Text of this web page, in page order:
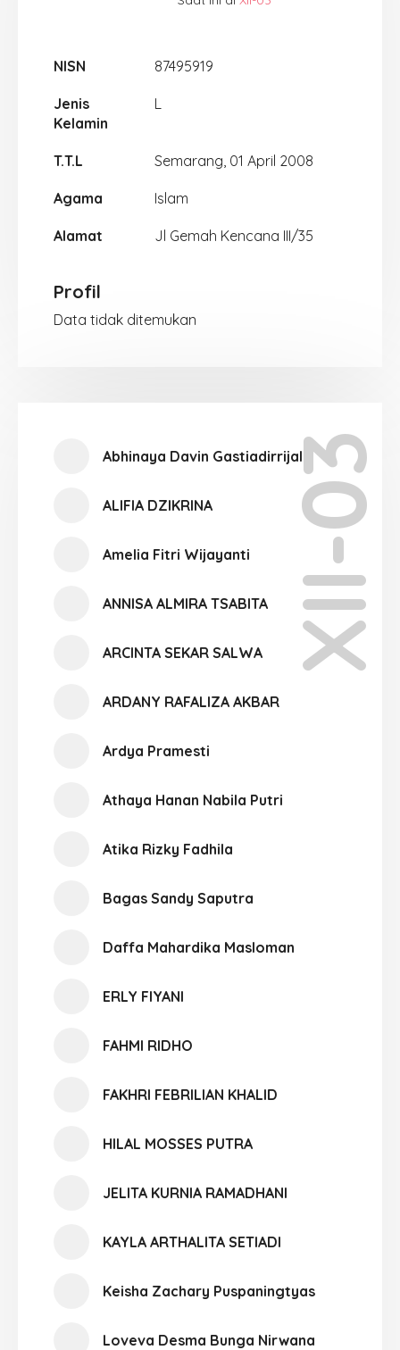
NISN 87495919
Jenis
Kelamin
L
T.T.L Semarang, 01 April 2008
Agama Islam
Alamat Jl Gemah Kencana III/35
Profil
Data tidak ditemukan
XII-03
Abhinaya Davin Gastiadirrijal
ALIFIA DZIKRINA
Amelia Fitri Wijayanti
ANNISA ALMIRA TSABITA
ARCINTA SEKAR SALWA
ARDANY RAFALIZA AKBAR
Ardya Pramesti
Athaya Hanan Nabila Putri
Atika Rizky Fadhila
Bagas Sandy Saputra
Daffa Mahardika Masloman
ERLY FIYANI
FAHMI RIDHO
FAKHRI FEBRILIAN KHALID
HILAL MOSSES PUTRA
JELITA KURNIA RAMADHANI
KAYLA ARTHALITA SETIADI
Keisha Zachary Puspaningtyas
Loveva Desma Bunga Nirwana